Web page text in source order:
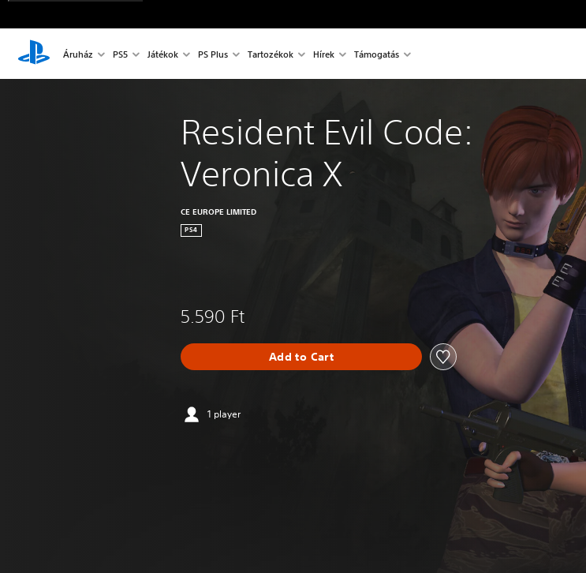
Áruház PS5 Játékok PS Plus Tartozékok Hírek Támogatás
Resident Evil Code:
Veronica X
CE EUROPE LIMITED
PS4
5.590 Ft
Add to Cart
1 player